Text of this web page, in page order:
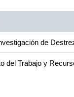
de
del Trabajo y